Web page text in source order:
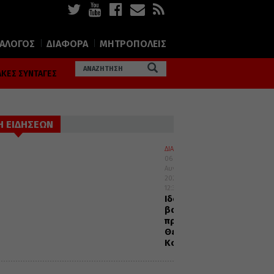
ΔΙΑΦΟΡΑ ΜΗΤΡΟΠΟΛΕΙΣ
ΣΥΝΤΑΓΕΣ
ΕΙΔΗΣΕΩΝ
ΔΙΑΛΟΓΟΣ
06
Αυγούστου
2026
12:32
Ιδού
βαδίζω
προς
Θεία
Κοινωνία